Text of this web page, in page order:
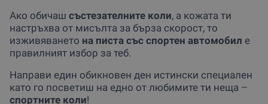
Ако обичаш състезателните коли, а кожата ти
настръхва от мисълта за бърза скорост, то
изживяването на писта със спортен автомобил е
правилният избор за теб.
Направи един обикновен ден истински специален
като го посветиш на едно от любимите ти неща –
спортните коли!